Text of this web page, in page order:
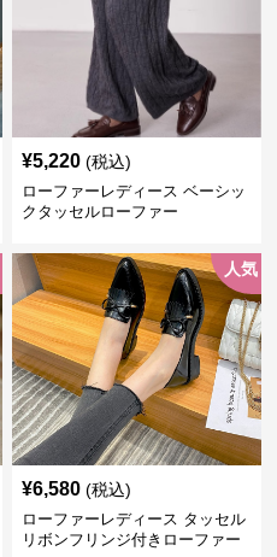
¥5,220 (税込)
ローファーレディース ベーシッ
クタッセルローファー
人気
¥6,580 (税込)
ローファーレディース タッセル
リボンフリンジ付きローファー